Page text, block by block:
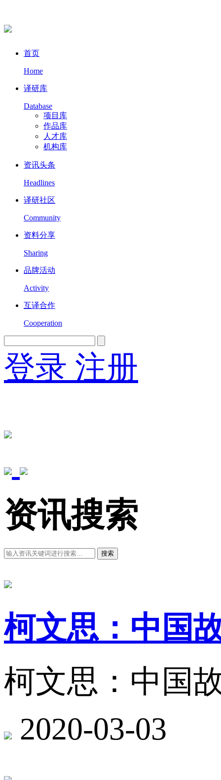
首页
Home
译研库
Database
项目库
作品库
人才库
机构库
资讯头条
Headlines
译研社区
Community
资料分享
Sharing
品牌活动
Activity
互译合作
Cooperation
登录 注册
资讯搜索
搜索
柯文思：中国
柯文思：中国
2020-03-03